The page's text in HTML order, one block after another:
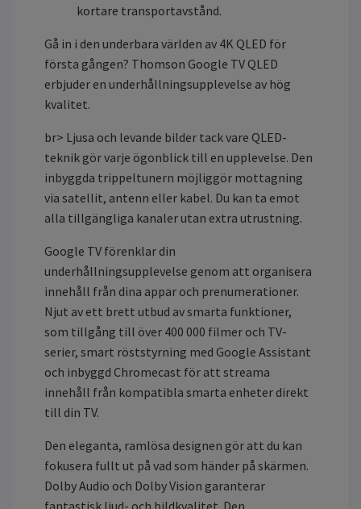
kortare transportavstånd.
Gå in i den underbara världen av 4K QLED för
första gången? Thomson Google TV QLED
erbjuder en underhållningsupplevelse av hög
kvalitet.
br> Ljusa och levande bilder tack vare QLED-
teknik gör varje ögonblick till en upplevelse. Den
inbyggda trippeltunern möjliggör mottagning
via satellit, antenn eller kabel. Du kan ta emot
alla tillgängliga kanaler utan extra utrustning.
Google TV förenklar din
underhållningsupplevelse genom att organisera
innehåll från dina appar och prenumerationer.
Njut av ett brett utbud av smarta funktioner,
som tillgång till över 400 000 filmer och TV-
serier, smart röststyrning med Google Assistant
och inbyggd Chromecast för att streama
innehåll från kompatibla smarta enheter direkt
till din TV.
Den eleganta, ramlösa designen gör att du kan
fokusera fullt ut på vad som händer på skärmen.
Dolby Audio och Dolby Vision garanterar